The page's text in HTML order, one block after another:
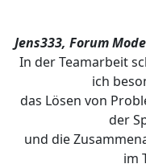
Jens333, Forum
In der Teamarbeit
ich
das Lösen von
der
und die
im